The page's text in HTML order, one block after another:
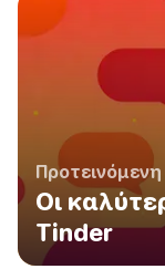
Οι
Tinder